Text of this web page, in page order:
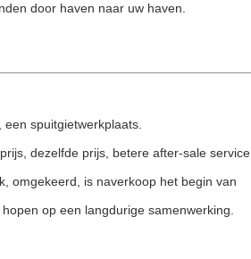
door haven naar uw haven.
spuitgietwerkplaats.
dezelfde prijs, betere after-sale service.
omgekeerd, is naverkoop het begin van
op een langdurige samenwerking.